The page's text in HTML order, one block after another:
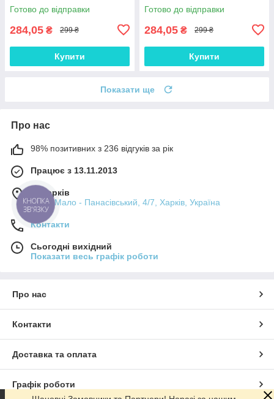
Готово до відправки
284,05 ₴ 299 ₴
Купити
Готово до відправки
284,05 ₴ 299 ₴
Купити
Показати ще
Про нас
98% позитивних з 236 відгуків за рік
Працює з 13.11.2013
м. Харків
пров. Мало - Панасівський, 4/7, Харків, Україна
Контакти
Сьогодні вихідний
Показати весь графік роботи
Про нас
Контакти
Доставка та оплата
Графік роботи
КНОПКА
ЗВ'ЯЗКУ